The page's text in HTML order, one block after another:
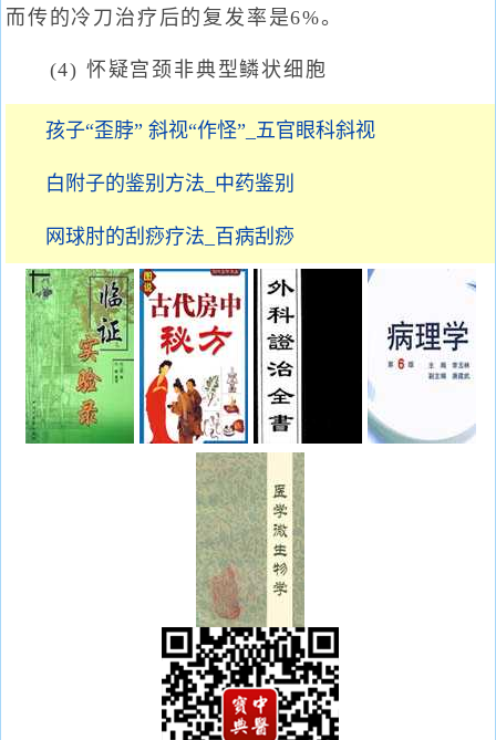
而传的冷刀治疗后的复发率是6%。
(4) 怀疑宫颈非典型鳞状细胞
孩子“歪脖” 斜视“作怪”_五官眼科斜视
白附子的鉴别方法_中药鉴别
网球肘的刮痧疗法_百病刮痧